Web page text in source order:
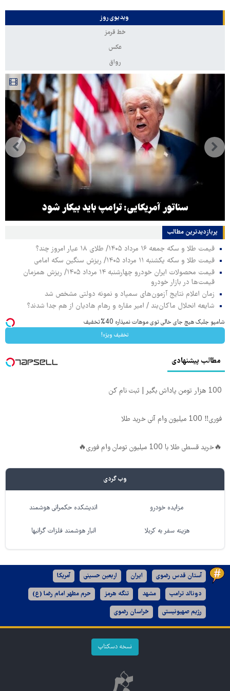
ویدیوی روز
خط قرمز
عکس
رواق
سناتور آمریکایی: ترامپ باید بیکار شود
پربازدیدترین‌ مطالب
قیمت طلا و سکه جمعه ۱۶ مرداد ۱۴۰۵/ طلای ۱۸ عیار امروز چند؟
قیمت طلا و سکه یکشنبه ۱۱ مرداد ۱۴۰۵/ ریزش سنگین سکه امامی
قیمت محصولات ایران خودرو چهارشنبه ۱۴ مرداد ۱۴۰۵/ ریزش همزمان
قیمت‌ها در بازار خودرو
زمان اعلام نتایج آزمون‌های سمپاد و نمونه دولتی مشخص شد
شایعه انحلال ماکان‌بند / امیر مقاره و رهام هادیان از هم جدا شدند؟
شامپو جلبک هیچ جای خالی توی موهات نمیذاره 40%تخفیف
تخفیف ویژه!
مطالب پیشنهادی
100 هزار تومن پاداش بگیر | ثبت نام کن
فوری‼️ 100 میلیون وام آنی خرید طلا
🔥خرید قسطی طلا با 100 میلیون تومان وام فوری🔥
وب گردی
مزایده خودرو اندیشکده حکمرانی هوشمند
هزینه سفر به کربلا انبار هوشمند فلزات گرانبها
آستان قدس رضوی ایران اربعین حسینی آمریکا
دونالد ترامپ مشهد تنگه هرمز حرم مطهر امام رضا (ع)
رژیم صهیونیستی خراسان رضوی
نسخه دسکتاپ